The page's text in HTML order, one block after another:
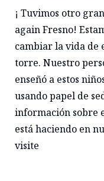
¡ Tuvimos otro
again Fresno!
cambiar la vida de
torre. Nuestro
enseñó a estos
usando papel de
información sobre
está haciendo en
visite